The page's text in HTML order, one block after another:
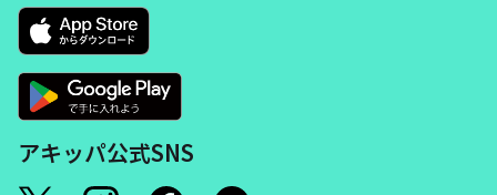
アキッパ公式SNS